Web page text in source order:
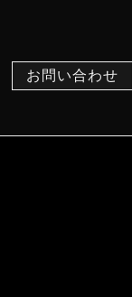
お問い合わせ